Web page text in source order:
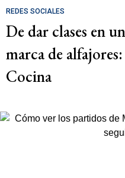
REDES SOCIALES
De dar clases en
marca de
Cocina